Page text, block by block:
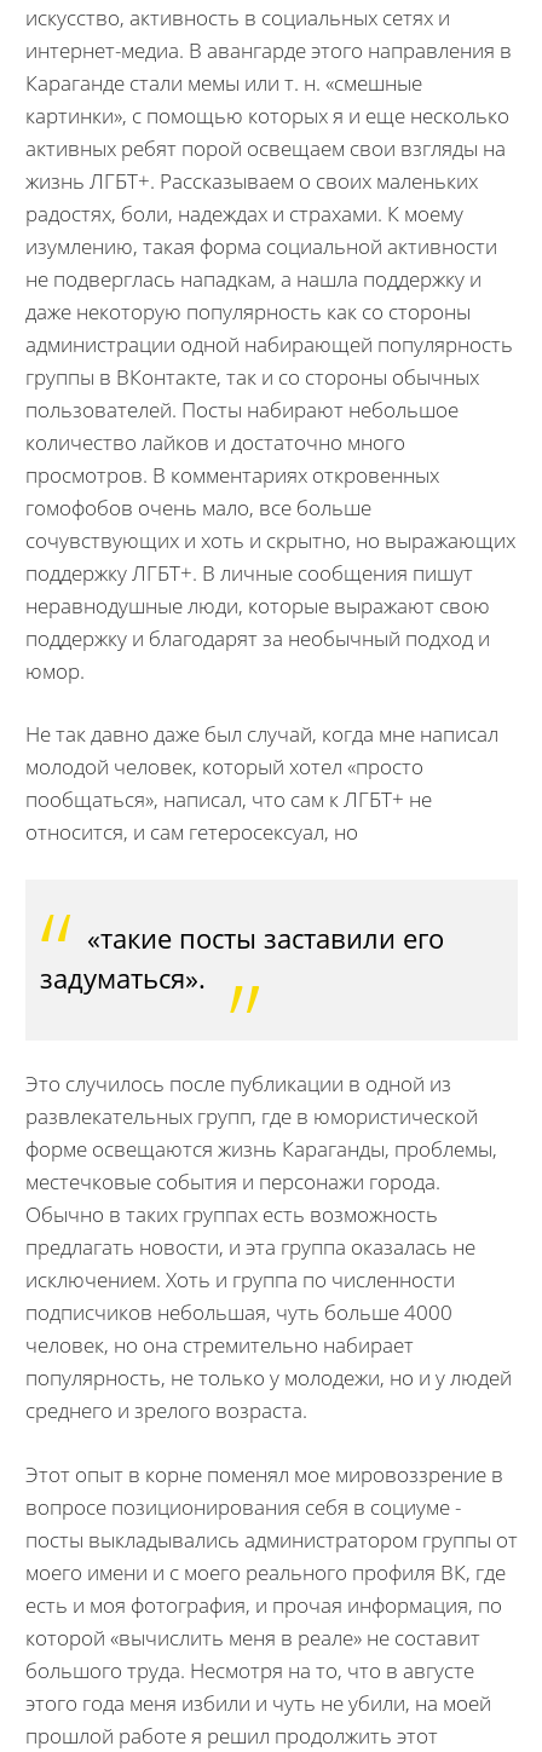
искусство, активность в социальных сетях и
интернет-медиа. В авангарде этого направления в
Караганде стали мемы или т. н. «смешные
картинки», с помощью которых я и еще несколько
активных ребят порой освещаем свои взгляды на
жизнь ЛГБТ+. Рассказываем о своих маленьких
радостях, боли, надеждах и страхами. К моему
изумлению, такая форма социальной активности
не подверглась нападкам, а нашла поддержку и
даже некоторую популярность как со стороны
администрации одной набирающей популярность
группы в ВКонтакте, так и со стороны обычных
пользователей. Посты набирают небольшое
количество лайков и достаточно много
просмотров. В комментариях откровенных
гомофобов очень мало, все больше
сочувствующих и хоть и скрытно, но выражающих
поддержку ЛГБТ+. В личные сообщения пишут
неравнодушные люди, которые выражают свою
поддержку и благодарят за необычный подход и
юмор.
Не так давно даже был случай, когда мне написал
молодой человек, который хотел «просто
пообщаться», написал, что сам к ЛГБТ+ не
относится, и сам гетеросексуал, но
«такие посты заставили его
задуматься».
Это случилось после публикации в одной из
развлекательных групп, где в юмористической
форме освещаются жизнь Караганды, проблемы,
местечковые события и персонажи города.
Обычно в таких группах есть возможность
предлагать новости, и эта группа оказалась не
исключением. Хоть и группа по численности
подписчиков небольшая, чуть больше 4000
человек, но она стремительно набирает
популярность, не только у молодежи, но и у людей
среднего и зрелого возраста.
Этот опыт в корне поменял мое мировоззрение в
вопросе позиционирования себя в социуме -
посты выкладывались администратором группы от
моего имени и с моего реального профиля ВК, где
есть и моя фотография, и прочая информация, по
которой «вычислить меня в реале» не составит
большого труда. Несмотря на то, что в августе
этого года меня избили и чуть не убили, на моей
прошлой работе я решил продолжить этот